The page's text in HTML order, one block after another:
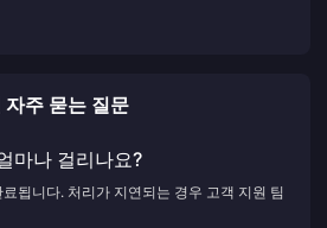
주 묻는 질문
마나 걸리나요?
됩니다. 처리가 지연되는 경우 고객 지원 팀